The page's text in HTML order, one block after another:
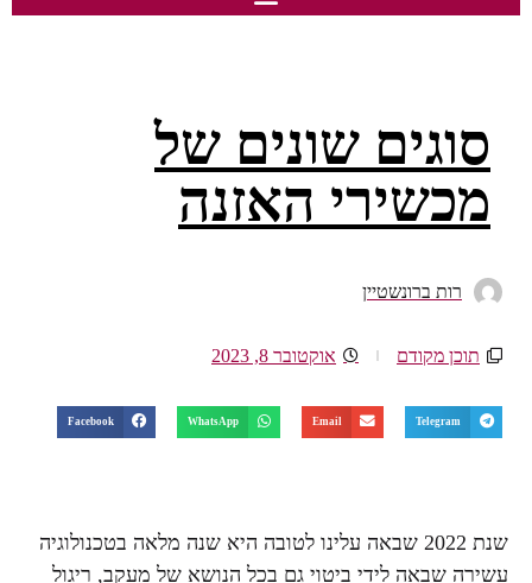
סוגים שונים של
מכשירי האזנה
רות ברונשטיין
תוכן מקודם אוקטובר 8, 2023
Telegram
Email
WhatsApp
Facebook
שנת 2022 שבאה עלינו לטובה היא שנה מלאה בטכנולוגיה
עשירה שבאה לידי ביטוי גם בכל הנושא של מעקב, ריגול